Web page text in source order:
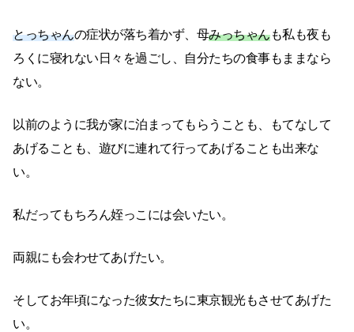
とっちゃんの症状が落ち着かず、母みっちゃんも私も夜も
ろくに寝れない日々を過ごし、自分たちの食事もままなら
ない。
以前のように我が家に泊まってもらうことも、もてなして
あげることも、遊びに連れて行ってあげることも出来な
い。
私だってもちろん姪っこには会いたい。
両親にも会わせてあげたい。
そしてお年頃になった彼女たちに東京観光もさせてあげた
い。